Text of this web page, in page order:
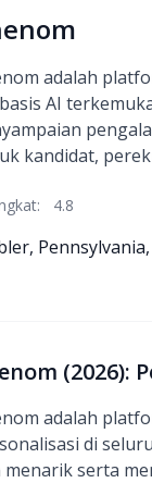
adalah
AI
kandidat,
4.8
Pennsylvania,
(2026):
adalah
di
menarik serta